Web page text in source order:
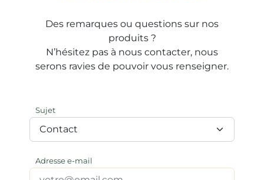
Des remarques ou questions sur nos
produits ?
N’hésitez pas à nous contacter, nous
serons ravies de pouvoir vous renseigner.
Sujet
Contact
Adresse e-mail